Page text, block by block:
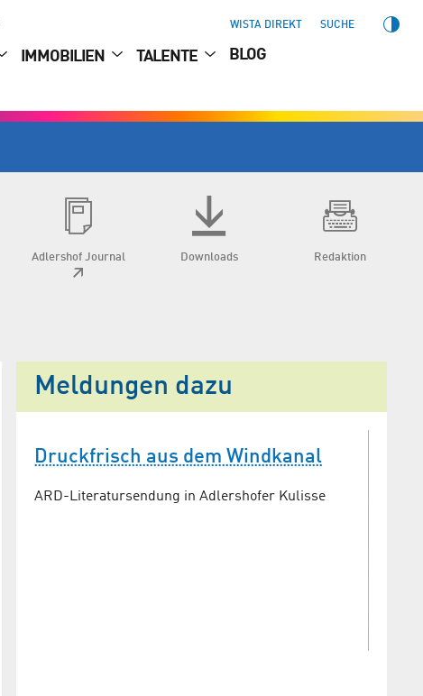
WISTA DIREKT SUCHE
IMMOBILIEN TALENTE BLOG
Adlershof Journal Downloads Redaktion
Meldungen dazu
Druckfrisch aus dem Windkanal
ARD-Literatursendung in Adlershofer Kulisse